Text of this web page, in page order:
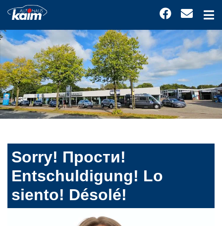
Sorry! Прости!
Entschuldigung! Lo
siento! Désolé!